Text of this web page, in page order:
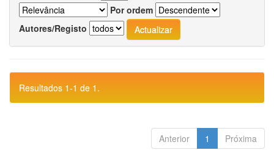
Por ordem
Autores/Registo
Resultados 1-1 de 1.
Anterior 1 Próxima